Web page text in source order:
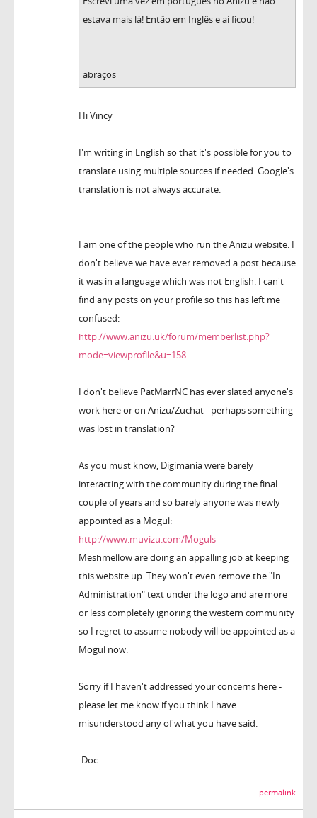
estava mais lá! Então em Inglês e aí ficou!
abraços
Hi Vincy
I'm writing in English so that it's possible for you to
translate using multiple sources if needed. Google's
translation is not always accurate.
I am one of the people who run the Anizu website. I
don't believe we have ever removed a post because
it was in a language which was not English. I can't
find any posts on your profile so this has left me
confused:
http://www.anizu.uk/forum/memberlist.php?
mode=viewprofile&u=158
I don't believe PatMarrNC has ever slated anyone's
work here or on Anizu/Zuchat - perhaps something
was lost in translation?
As you must know, Digimania were barely
interacting with the community during the final
couple of years and so barely anyone was newly
appointed as a Mogul:
http://www.muvizu.com/Moguls
Meshmellow are doing an appalling job at keeping
this website up. They won't even remove the "In
Administration" text under the logo and are more
or less completely ignoring the western community
so I regret to assume nobody will be appointed as a
Mogul now.
Sorry if I haven't addressed your concerns here -
please let me know if you think I have
misunderstood any of what you have said.
-Doc
permalink